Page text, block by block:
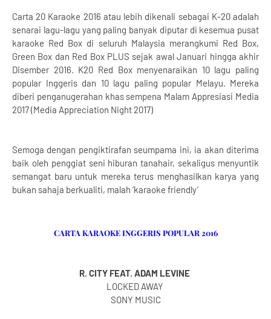
Carta 20 Karaoke 2016 atau lebih dikenali sebagai K-20 adalah
senarai lagu-lagu yang paling banyak diputar di kesemua pusat
karaoke Red Box di seluruh Malaysia merangkumi Red Box,
Green Box dan Red Box PLUS sejak awal Januari hingga akhir
Disember 2016. K20 Red Box menyenaraikan 10 lagu paling
popular Inggeris dan 10 lagu paling popular Melayu. Mereka
diberi penganugerahan khas sempena Malam Appresiasi Media
2017 (Media Appreciation Night 2017)
Semoga dengan pengiktirafan seumpama ini, ia akan diterima
baik oleh penggiat seni hiburan tanahair, sekaligus menyuntik
semangat baru untuk mereka terus menghasilkan karya yang
bukan sahaja berkualiti, malah ‘karaoke friendly’
CARTA KARAOKE INGGERIS POPULAR 2016
R. CITY FEAT. ADAM LEVINE
LOCKED AWAY
SONY MUSIC